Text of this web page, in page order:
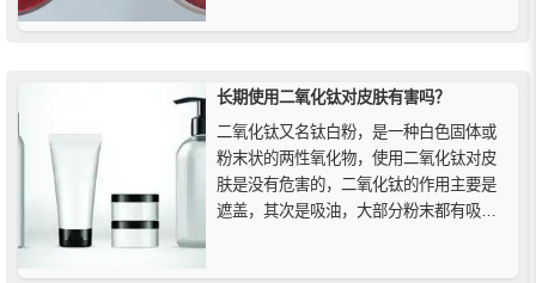
现最佳色彩效果和经济效益。
长期使用二氧化钛对皮肤有害吗？
二氧化钛又名钛白粉，是一种白色固体或
粉末状的两性氧化物，使用二氧化钛对皮
肤是没有危害的，二氧化钛的作用主要是
遮盖，其次是吸油，大部分粉末都有吸油